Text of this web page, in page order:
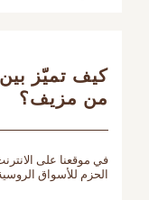
كيف تميّز
من مزيف؟
في موقعنا على
الحزم للأسواق